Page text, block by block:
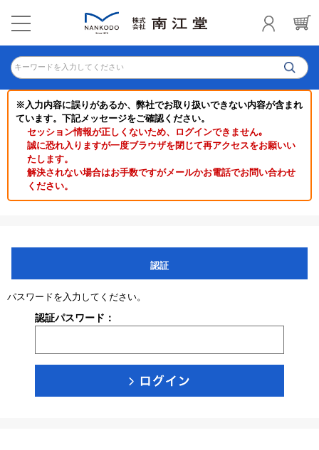
キーワードを入力してください
※入力内容に誤りがあるか、弊社でお取り扱いできない内容が含まれ
ています。下記メッセージをご確認ください。
セッション情報が正しくないため、ログインできません｡
誠に恐れ入りますが一度ブラウザを閉じて再アクセスをお願いい
たします。
解決されない場合はお手数ですがメールかお電話でお問い合わせ
ください。
認証
パスワードを入力してください。
認証パスワード：